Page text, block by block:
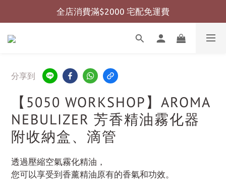
全店消費滿$999 超商免運費
全店消費滿$2000 宅配免運費
全店消費滿$999 超商免運費
分享到
【5050 WORKSHOP】AROMA
NEBULIZER 芳香精油霧化器
附收納盒、滴管
透過壓縮空氣霧化精油，
您可以享受到香薰精油原有的香氣和功效。